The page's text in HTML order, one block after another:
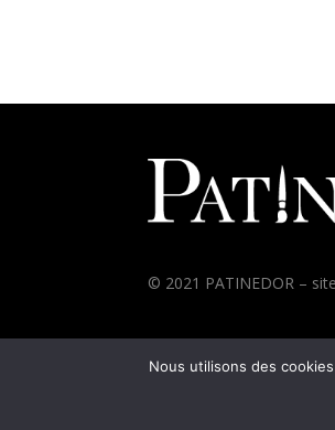
© 2021 PATINEDOR –
Nous utilisons des